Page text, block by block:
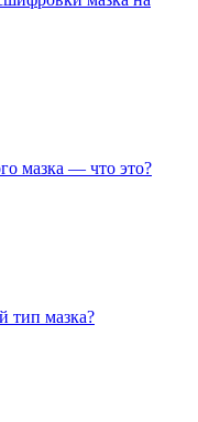
мазка — что это?
тип мазка?